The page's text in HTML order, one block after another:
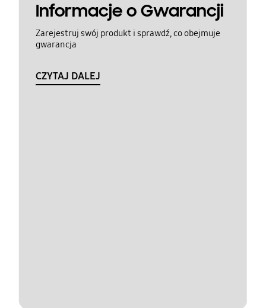
Informacje o Gwarancji
Zarejestruj swój produkt i sprawdź, co obejmuje
gwarancja
CZYTAJ DALEJ